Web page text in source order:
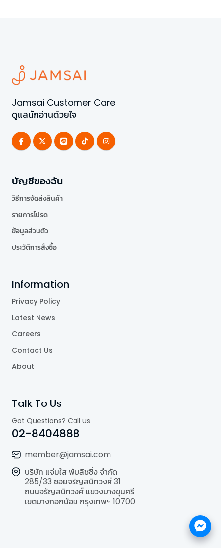
Jamsai Customer Care
ดูแลนักอ่านด้วยใจ
บัญชีของฉัน
วิธีการจัดส่งสินค้า
รายการโปรด
ข้อมูลส่วนตัว
ประวัติการสั่งซื้อ
Information
Privacy Policy
Latest News
Careers
Contact Us
About
Talk To Us
Got Questions? Call us
02-8404888
member@jamsai.com
บริษัท แจ่มใส พับลิชชิ่ง จำกัด
285/33 ซอยจรัญสนิทวงศ์ 31
ถนนจรัญสนิทวงศ์ แขวงบางขุนศรี
เขตบางกอกน้อย กรุงเทพฯ 10700